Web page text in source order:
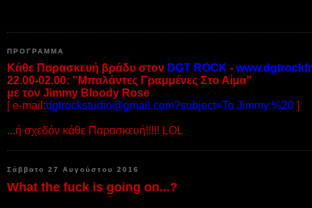
ΠΡΟΓΡΑΜΜΑ
Κάθε Παρασκευή βράδυ στον DGT ROCK -
22.00-02.00: "Μπαλάντες Γραμμένες Στο Αίμα"
με τον Jimmy Bloody Rose
[ e-mail:dgtrockstudio@gmail.com?subject=To Jimmy:%20 ]
...ή σχεδόν κάθε Παρασκευή!!!!! LOL
Σάββατο 27 Αυγούστου 2016
What the fuck is going on...?